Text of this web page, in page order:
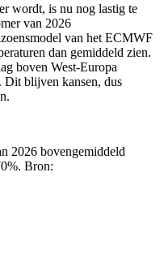
wordt, is nu nog lastig te
van 2026
van het ECMWF
dan gemiddeld zien.
boven West-Europa
blijven kansen, dus
2026 bovengemiddeld
Bron: